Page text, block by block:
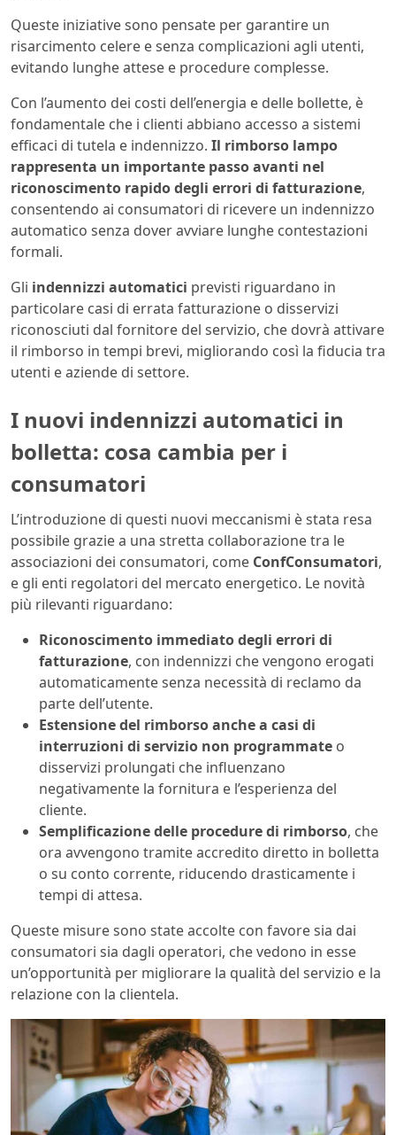
Queste iniziative sono pensate per garantire un
risarcimento celere e senza complicazioni agli utenti,
evitando lunghe attese e procedure complesse.
Con l’aumento dei costi dell’energia e delle bollette, è
fondamentale che i clienti abbiano accesso a sistemi
efficaci di tutela e indennizzo. Il rimborso lampo
rappresenta un importante passo avanti nel
riconoscimento rapido degli errori di fatturazione,
consentendo ai consumatori di ricevere un indennizzo
automatico senza dover avviare lunghe contestazioni
formali.
Gli indennizzi automatici previsti riguardano in
particolare casi di errata fatturazione o disservizi
riconosciuti dal fornitore del servizio, che dovrà attivare
il rimborso in tempi brevi, migliorando così la fiducia tra
utenti e aziende di settore.
I nuovi indennizzi automatici in
bolletta: cosa cambia per i
consumatori
L’introduzione di questi nuovi meccanismi è stata resa
possibile grazie a una stretta collaborazione tra le
associazioni dei consumatori, come ConfConsumatori,
e gli enti regolatori del mercato energetico. Le novità
più rilevanti riguardano:
Riconoscimento immediato degli errori di
fatturazione, con indennizzi che vengono erogati
automaticamente senza necessità di reclamo da
parte dell’utente.
Estensione del rimborso anche a casi di
interruzioni di servizio non programmate o
disservizi prolungati che influenzano
negativamente la fornitura e l’esperienza del
cliente.
Semplificazione delle procedure di rimborso, che
ora avvengono tramite accredito diretto in bolletta
o su conto corrente, riducendo drasticamente i
tempi di attesa.
Queste misure sono state accolte con favore sia dai
consumatori sia dagli operatori, che vedono in esse
un’opportunità per migliorare la qualità del servizio e la
relazione con la clientela.